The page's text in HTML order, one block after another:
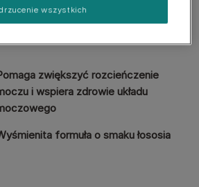
masy ciała dziennie, aby zaobserwować
zwiększyć rozcieńczenie
i wspiera zdrowie układu
formuła o smaku łososia
wszystkich